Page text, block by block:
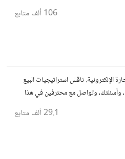
106 ألف متابع
الإلكترونية. ناقش استراتيجيات البيع
وأسئلتك، وتواصل مع محترفين في هذا
29.1 ألف متابع